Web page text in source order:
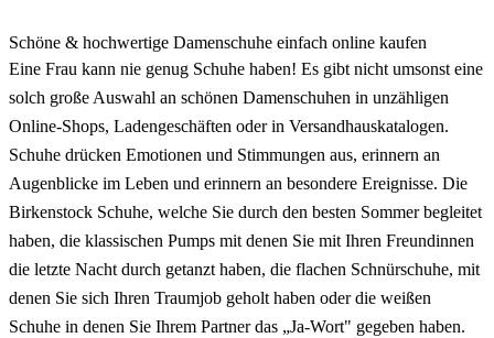
Schöne & hochwertige Damenschuhe einfach online kaufen
Eine Frau kann nie genug Schuhe haben! Es gibt nicht umsonst eine
solch große Auswahl an schönen Damenschuhen in unzähligen
Online-Shops, Ladengeschäften oder in Versandhauskatalogen.
Schuhe drücken Emotionen und Stimmungen aus, erinnern an
Augenblicke im Leben und erinnern an besondere Ereignisse. Die
Birkenstock Schuhe, welche Sie durch den besten Sommer begleitet
haben, die klassischen Pumps mit denen Sie mit Ihren Freundinnen
die letzte Nacht durch getanzt haben, die flachen Schnürschuhe, mit
denen Sie sich Ihren Traumjob geholt haben oder die weißen
Schuhe in denen Sie Ihrem Partner das „Ja-Wort" gegeben haben.